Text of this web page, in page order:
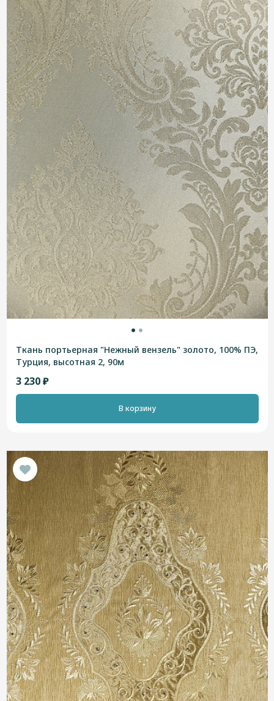
Ткань портьерная "Нежный вензель" золото, 100% ПЭ,
Турция, высотная 2, 90м
3 230 ₽
В корзину